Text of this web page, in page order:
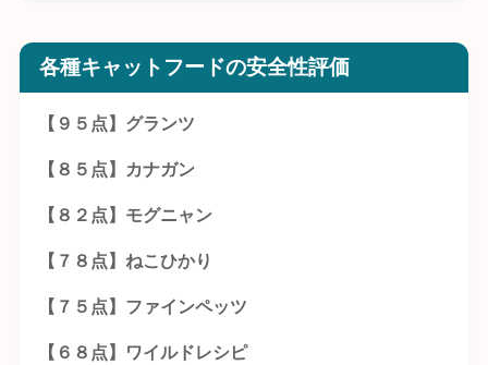
各種キャットフードの安全性評価
【９５点】グランツ
【８５点】カナガン
【８２点】モグニャン
【７８点】ねこひかり
【７５点】ファインペッツ
【６８点】ワイルドレシピ